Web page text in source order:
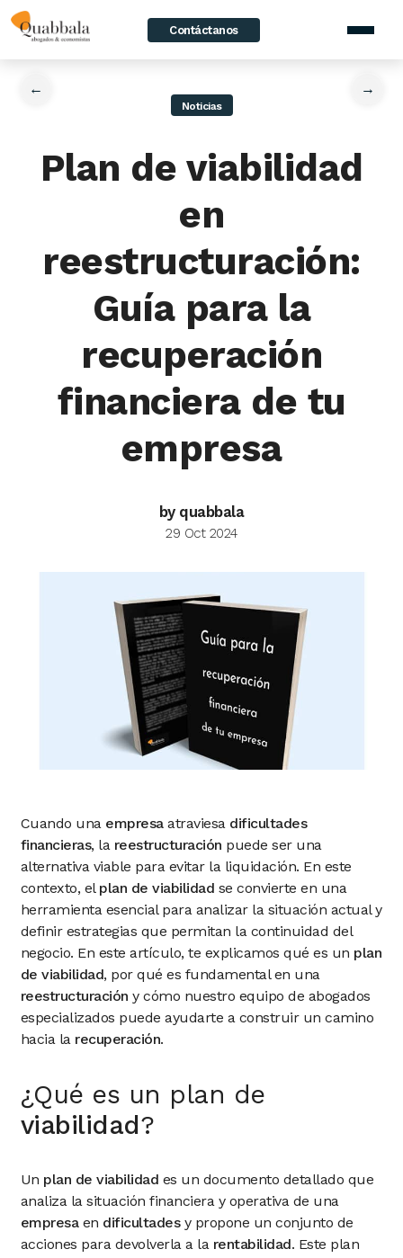
Contáctanos
home / News
Plan de viabilidad en reestructuración: Guía para la
←
Noticias
→
Plan de viabilidad
en
reestructuración:
Guía para la
recuperación
financiera de tu
empresa
by quabbala
29 Oct 2024
Cuando una empresaatraviesa dificultades
financieras, la reestructuración puede ser una
alternativa viable para evitar la liquidación. En este
contexto, el plan de viabilidad se convierte en una
herramienta esencial para analizar la situación actual y
definir estrategias que permitan la continuidad del
negocio. En este artículo, te explicamos qué es un plan
de viabilidad, por qué es fundamental en una
reestructuración y cómo nuestro equipo de abogados
especializados puede ayudarte a construir un camino
hacia la recuperación.
¿Qué es un plan de
viabilidad?
Un plan de viabilidad es un documento detallado que
analiza la situación financiera y operativa de una
empresaen dificultadesy propone un conjunto de
acciones para devolverla a la rentabilidad. Este plan